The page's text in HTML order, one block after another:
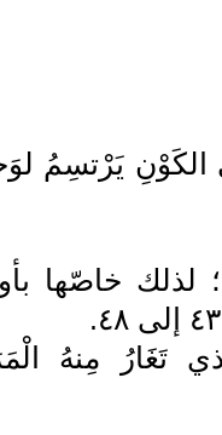
الكَوْنِ يَرْتسِمُ
لذلك خاصّها
تَغَارُ مِنهُ